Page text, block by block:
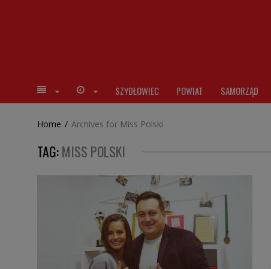
SZYDŁOWIEC POWIAT SAMORZĄD
Home / Archives for Miss Polski
TAG:MISS POLSKI